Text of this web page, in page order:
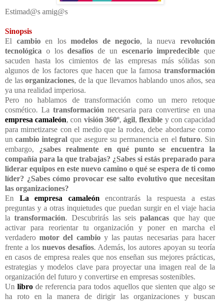
Estimad@s amig@s
Sinopsis
El cambioen losmodelos de negocio, la nuevarevolución
tecnológica o losdesafíos de un escenario impredecible que
sacuden hasta los cimientos de las empresas más sólidas son
algunos de los factores que hacen que la famosa transformación
de lasorganizaciones, de la que llevamos hablando unos años, sea
ya una realidad imperiosa.
Pero no hablamos de transformación como un mero retoque
cosmético. La transformación necesaria para convertirse en una
empresa camaleón, con visión 360º,ágil,flexible y con capacidad
para mimetizarse con el medio que la rodea, debe abordarse como
uncambio integral que asegure su permanencia en el futuro. Sin
embargo, ¿sabes realmente en qué punto se encuentra la
compañía para la que trabajas? ¿Sabes si estás preparado para
liderar equipos en este nuevo camino o qué se espera de ti como
líder? ¿Sabes cómo provocar ese salto evolutivo que necesitan
las organizaciones?
En La empresa camaleón encontrarás la respuesta a estas
preguntas y a otras inquietudes que puedan surgir en el viaje hacia
latransformación. Descubrirás las seispalancas que hay que
activar para reorientar tu organización y poner en marcha el
verdaderomotor del cambioy las pautas necesarias para hacer
frente a los nuevos desafíos. Además, los autores apoyan su teoría
en casos de empresa reales que nos enseñan sus mejores prácticas,
estrategias y modelos clave para proyectar una imagen real de la
organización del futuro y convertirse en empresas sostenibles.
Unlibro de referencia para todos aquellos que sienten que algo se
ha roto en la manera de dirigir las organizaciones y buscan